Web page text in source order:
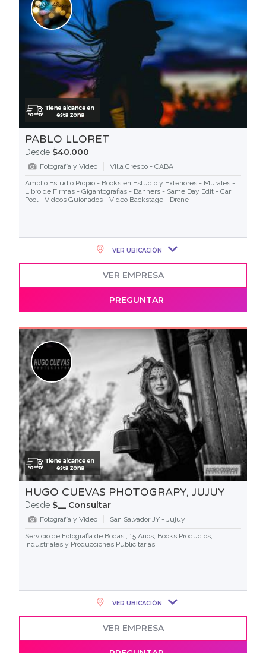
PABLO LLORET
Desde $40.000
Fotografía y Video
Villa Crespo - CABA
Amplio Estudio Propio - Books en Estudio y Exteriores - Murales -
Libro de Firmas - Gigantografias - Banners - Same Day Edit - Car
Pool - Videos Guionados - Video Backstage - Drone
VER UBICACIÓN
VER EMPRESA
PREGUNTAR
HUGO CUEVAS PHOTOGRAPY, JUJUY
Desde $__ Consultar
Fotografía y Video
San Salvador JY - Jujuy
Servicio de Fotografia de Bodas , 15 Años, Books,Productos,
Industriales y Producciones Publicitarias
VER UBICACIÓN
VER EMPRESA